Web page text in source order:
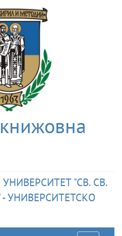
"СВ. СВ.
УНИВЕРСИТЕТСКО